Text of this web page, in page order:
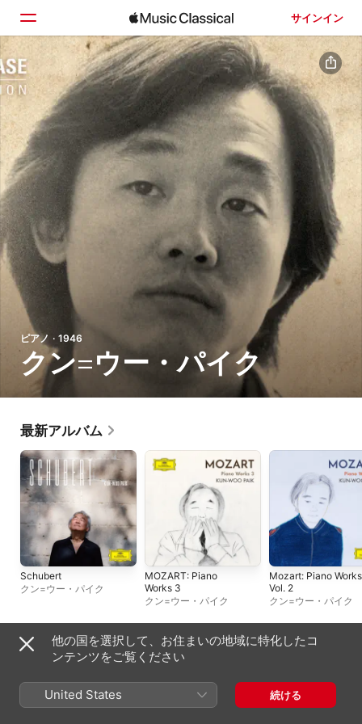
サインイン
ホーム
見つける
検索
ピアノ · 1946
クン=ウー・パイク
最新アルバム
Schubert
クン=ウー・パイク
MOZART: Piano
Works 3
クン=ウー・パイク
Mozart: Piano
Vol. 2
クン=ウー・パイク
プレイリスト
他の国を選択して、お住まいの地域に特化したコ
ンテンツをご覧ください
United States 続ける